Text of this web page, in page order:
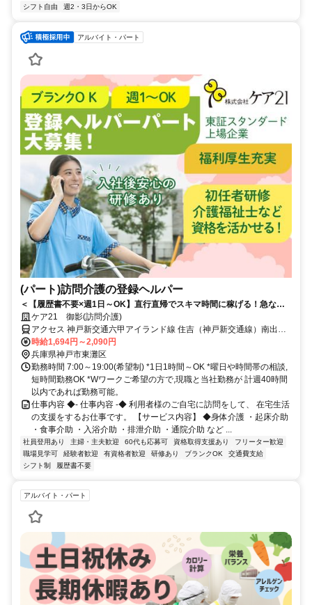
シフト自由 週2・3日からOK
アルバイト・パート
(パート)訪問介護の登録ヘルパー
＜【履歴書不要×週1日～OK】直行直帰でスキマ時間に稼げる！急なキ
ャンセルも手当有！定年無し！＞★履歴書の準備不要★未経験者OK！働
きやすいシフト制！急なキャンセルが発生した場合でも手当で給与を補
償！
ケア21 御影(訪問介護)
アクセス 神戸新交通六甲アイランド線 住吉（神戸新交通線）南出口
徒歩約2分、ＪＲ東海道本線 住吉（東海道本線）南出口徒歩約2分、
阪神本線/阪神なんば線 住吉（阪神線）エレベーター専用改札口徒歩
約12分 JR・六甲ライナー「住吉」駅から徒歩約1分
時給1,694円～2,090円
兵庫県神戸市東灘区
勤務時間 7:00～19:00(希望制) *1日1時間～OK *曜日や時間帯の相談,
短時間勤務OK *Wワークご希望の方で,現職と当社勤務が 計週40時間
以内であれば勤務可能。
仕事内容 ◆- 仕事内容 -◆ 利用者様のご自宅に訪問をして、 在宅生活
の支援をするお仕事です。 【サービス内容】 ◆身体介護 ・起床介助
・食事介助 ・入浴介助 ・排泄介助 ・通院介助 など ...
社員登用あり 主婦・主夫歓迎 60代も応募可 資格取得支援あり
フリーター歓迎
職場見学可
経験者歓迎 有資格者歓迎 研修あり ブランクOK
交通費支給
シフト制
履歴書不要
アルバイト・パート